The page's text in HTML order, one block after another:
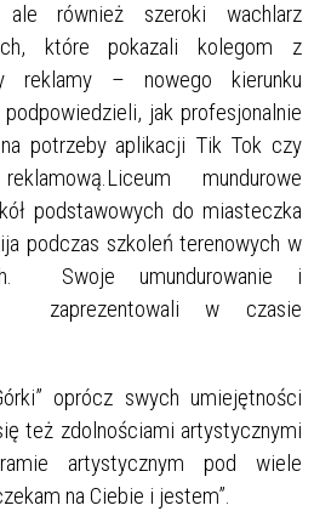
ale również szeroki wachlarz
które pokazali kolegom z
reklamy – nowego kierunku
podpowiedzieli, jak profesjonalnie
potrzeby aplikacji Tik Tok czy
mundurowe
podstawowych do miasteczka
podczas szkoleń terenowych w
Swoje umundurowanie i
zaprezentowali w czasie
oprócz swych umiejętności
też zdolnościami artystycznymi
artystycznym pod wiele
na Ciebie i jestem”.